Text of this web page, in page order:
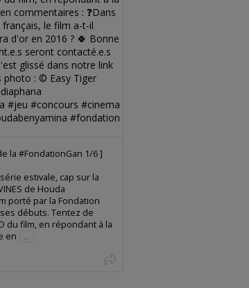
la #FondationGan 1/6 ]
estivale, cap sur la
de Houda
porté par la Fondation
débuts. Tentez de
du film, en répondant à la
en
...